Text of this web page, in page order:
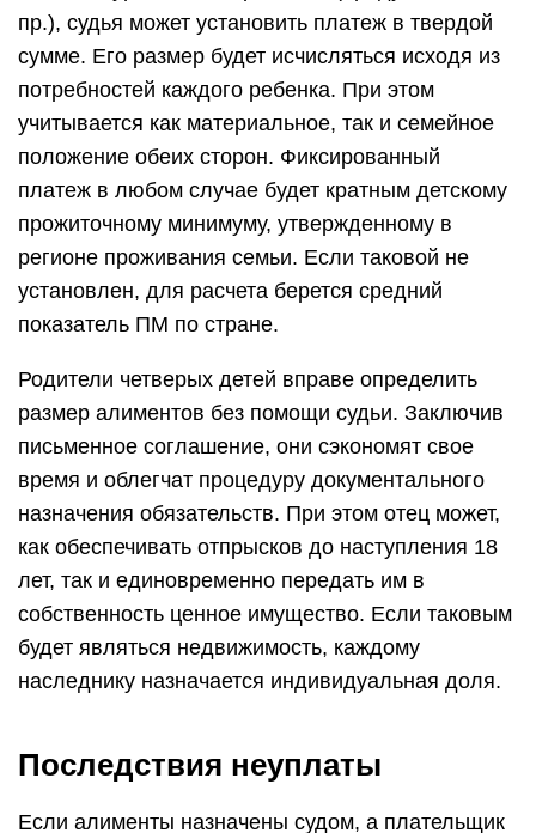
пр.), судья может установить платеж в твердой
сумме. Его размер будет исчисляться исходя из
потребностей каждого ребенка. При этом
учитывается как материальное, так и семейное
положение обеих сторон. Фиксированный
платеж в любом случае будет кратным детскому
прожиточному минимуму, утвержденному в
регионе проживания семьи. Если таковой не
установлен, для расчета берется средний
показатель ПМ по стране.
Родители четверых детей вправе определить
размер алиментов без помощи судьи. Заключив
письменное соглашение, они сэкономят свое
время и облегчат процедуру документального
назначения обязательств. При этом отец может,
как обеспечивать отпрысков до наступления 18
лет, так и единовременно передать им в
собственность ценное имущество. Если таковым
будет являться недвижимость, каждому
наследнику назначается индивидуальная доля.
Последствия неуплаты
Если алименты назначены судом, а плательщик